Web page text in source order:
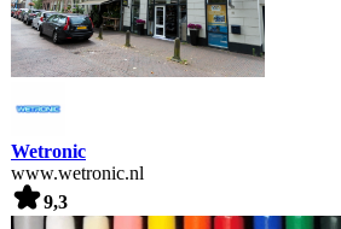
Wetronic
www.wetronic.nl
9,3